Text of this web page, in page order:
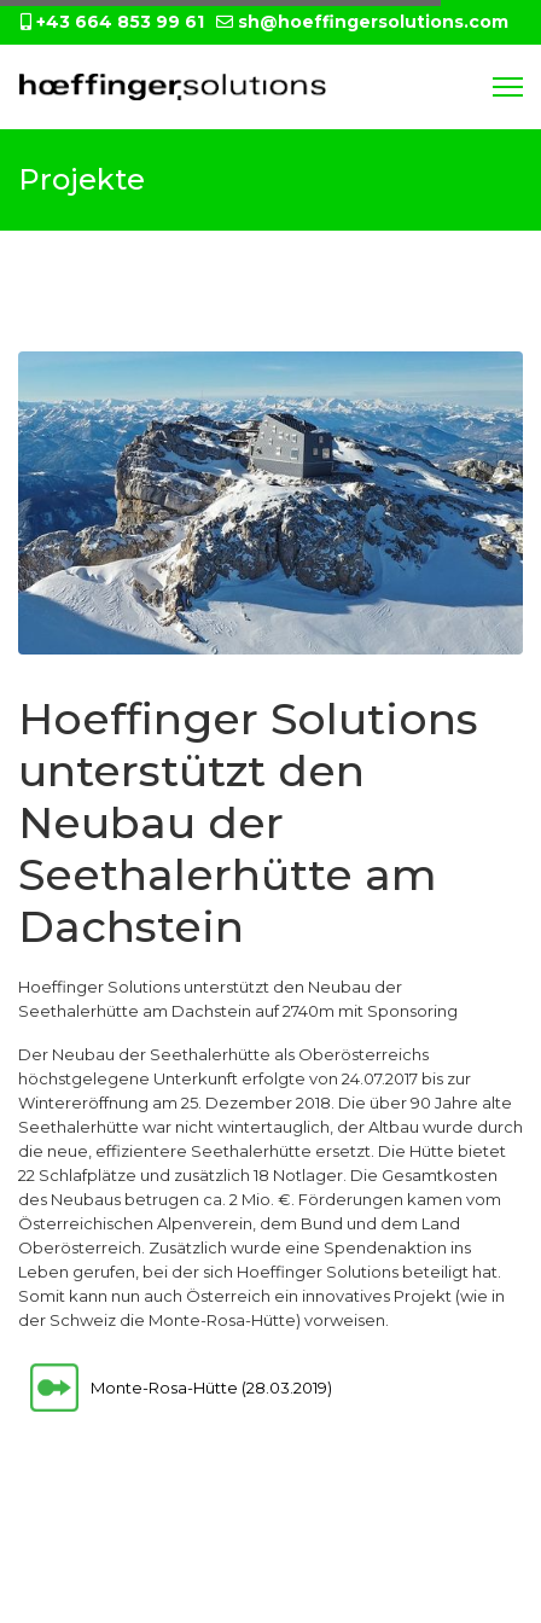
+43 664 853 99 61 sh@hoeffingersolutions.com
Projekte
Hoeffinger Solutions
unterstützt den
Neubau der
Seethalerhütte am
Dachstein
Hoeffinger Solutions unterstützt den Neubau der
Seethalerhütte am Dachstein auf 2740m mit Sponsoring
Der Neubau der Seethalerhütte als Oberösterreichs
höchstgelegene Unterkunft erfolgte von 24.07.2017 bis zur
Wintereröffnung am 25. Dezember 2018. Die über 90 Jahre alte
Seethalerhütte war nicht wintertauglich, der Altbau wurde durch
die neue, effizientere Seethalerhütte ersetzt. Die Hütte bietet
22 Schlafplätze und zusätzlich 18 Notlager. Die Gesamtkosten
des Neubaus betrugen ca. 2 Mio. €. Förderungen kamen vom
Österreichischen Alpenverein, dem Bund und dem Land
Oberösterreich. Zusätzlich wurde eine Spendenaktion ins
Leben gerufen, bei der sich Hoeffinger Solutions beteiligt hat.
Somit kann nun auch Österreich ein innovatives Projekt (wie in
der Schweiz die Monte-Rosa-Hütte) vorweisen.
Monte-Rosa-Hütte (28.03.2019)